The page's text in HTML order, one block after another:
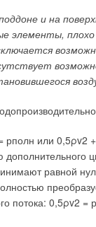
и на
элементы,
или 0,5ρv2
равной
потока: 0,5ρv2 =
к системе